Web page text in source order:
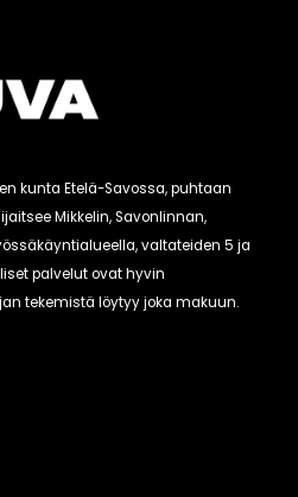
kunta Etelä-Savossa, puhtaan
Mikkelin, Savonlinnan,
valtateiden 5 ja
palvelut ovat hyvin
tekemistä löytyy joka makuun.